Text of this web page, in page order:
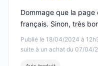
Publié le 18/04/2024 à
suite à un achat du 07/04/
Dommage que la
français. Sinon, très